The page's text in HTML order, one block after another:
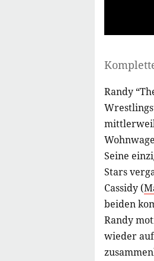
Randy
Seine
Stars
Cassidy (
beiden
Randy
wieder